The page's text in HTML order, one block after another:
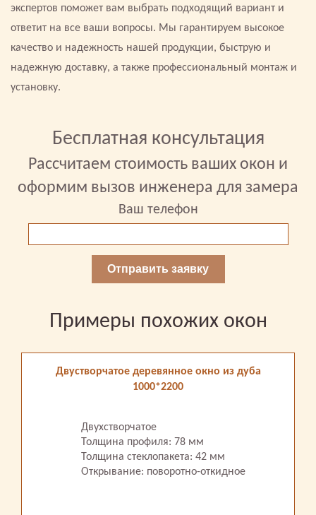
экспертов поможет вам выбрать подходящий вариант и
ответит на все ваши вопросы. Мы гарантируем высокое
качество и надежность нашей продукции, быструю и
надежную доставку, а также профессиональный монтаж и
установку.
Бесплатная консультация
Рассчитаем стоимость ваших окон и
оформим вызов инженера для замера
Ваш телефон
Отправить заявку
Примеры похожих окон
Двустворчатое деревянное окно из дуба
1000*2200
Двухстворчатое
Толщина профиля: 78 мм
Толщина стеклопакета: 42 мм
Открывание: поворотно-откидное